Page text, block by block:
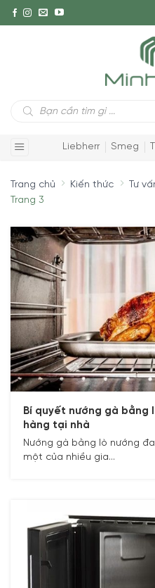
Tìm
kiếm
Liebherr Smeg
Trang chủ Kiến thức
Tư
Trang 3
Bí quyết nướng gà bằng
hàng tại nhà
Nướng gà bằng lò nướng
một của nhiều gia...